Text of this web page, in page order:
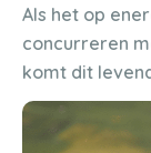
Als het op
concurreren
komt dit